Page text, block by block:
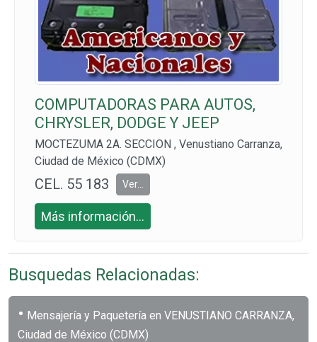
COMPUTADORAS PARA AUTOS,
CHRYSLER, DODGE Y JEEP
MOCTEZUMA 2A. SECCION , Venustiano Carranza,
Ciudad de México (CDMX)
CEL. 55 183
7 9150
Ver...
Más información...
Busquedas Relacionadas:
• Mensajería y Paquetería en VENUSTIANO CARRANZA,
Ciudad de México (CDMX)